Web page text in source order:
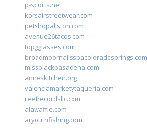
p-sports.net
korsairstreetwear.com
petshopallston.com
avenue26tacos.com
topgglasses.com
broadmoornailsspacoloradosprings.com
missblackpasadena.com
anneskitchen.org
valenciamarketytaqueria.com
reefrecordsllc.com
alawaffle.com
aryouthfishing.com